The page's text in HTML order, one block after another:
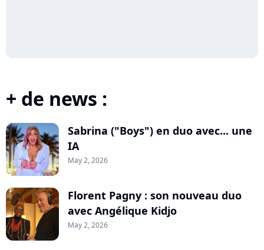
+ de news :
Sabrina ("Boys") en duo avec... une
IA
May 2, 2026
Florent Pagny : son nouveau duo
avec Angélique Kidjo
May 2, 2026